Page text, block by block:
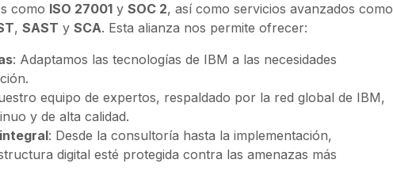
como ISO 27001 y SOC 2, así como servicios avanzados como
, SAST y SCA. Esta alianza nos permite ofrecer:
: Adaptamos las tecnologías de IBM a las necesidades
equipo de expertos, respaldado por la red global de IBM,
y de alta calidad.
: Desde la consultoría hasta la implementación,
digital esté protegida contra las amenazas más